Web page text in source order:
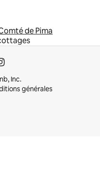
de Pima
Inc.
générales